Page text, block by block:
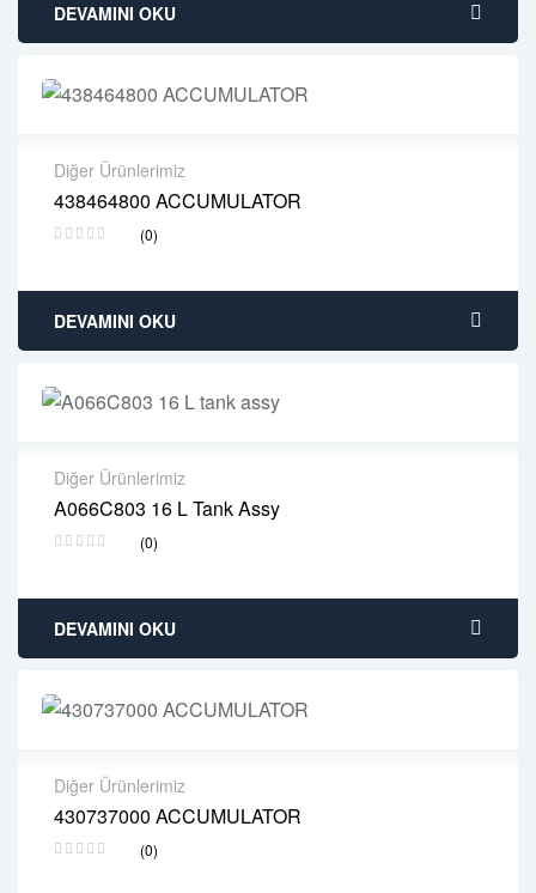
DEVAMINI OKU
Diğer Ürünlerimiz
438464800 ACCUMULATOR
(0)
2 years warranty
Delivery time: 1-2 business days
DEVAMINI OKU
Diğer Ürünlerimiz
A066C803 16 L Tank Assy
(0)
2 years warranty
Delivery time: 1-2 business days
DEVAMINI OKU
Diğer Ürünlerimiz
430737000 ACCUMULATOR
(0)
2 years warranty
Delivery time: 1-2 business days